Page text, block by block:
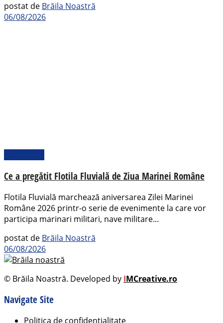
postat de Brăila Noastră
06/08/2026
Ce a pregătit Flotila Fluvială de Ziua Marinei Române
Flotila Fluvială marchează aniversarea Zilei Marinei
Române 2026 printr-o serie de evenimente la care vor
participa marinari militari, nave militare...
postat de Brăila Noastră
06/08/2026
© Brăila Noastră. Developed by IMCreative.ro
Navigate Site
Politica de confidențialitate